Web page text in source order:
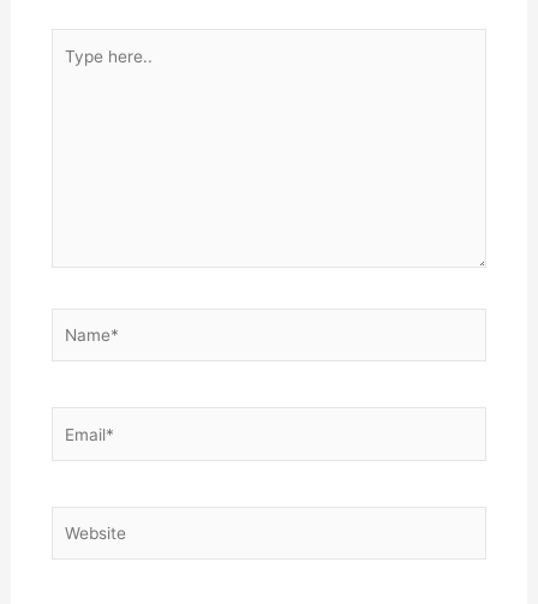
here..